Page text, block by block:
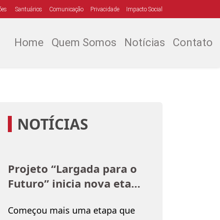
Santuários Comunicação Privacidade Impacto Social
Home Quem Somos Notícias Contato
NOTÍCIAS
Projeto “Largada para o
Futuro” inicia nova etapa
Bosco
Começou mais uma etapa que